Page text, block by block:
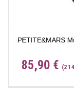
PETITE&MARS
85,90 € (2